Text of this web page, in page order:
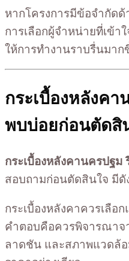
หากโครงการมีข้อจำกัดด้
การเลือกผู้จำหน่ายที่เข้า
ให้การทำงานราบรื่นมาก
กระเบื้องหลังค
พบบ่อยก่อนตัดสิ
กระเบื้องหลังคานครปฐม
สอบถามก่อนตัดสินใจ มีดั
กระเบื้องหลังคาควรเลือ
คำตอบคือควรพิจารณาจ
ลาดชัน และสภาพแวดล้อ